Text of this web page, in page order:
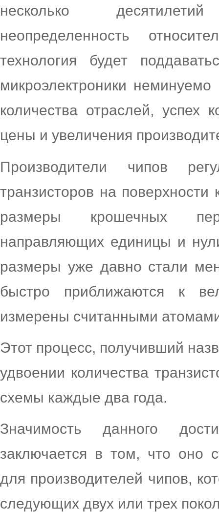
несколько
неопределенность
технология будет
микроэлектроники неминуемо
количества отраслей, успех
цены и увеличения
Производители чипов
транзисторов на
размеры крошечных
направляющих единицы и
размеры уже давно стали
быстро приближаются к
измерены считанными
Этот процесс, получивший
удвоении количества
схемы каждые два года.
Значимость данного
заключается в том, что оно
для производителей чипов,
следующих двух или трех